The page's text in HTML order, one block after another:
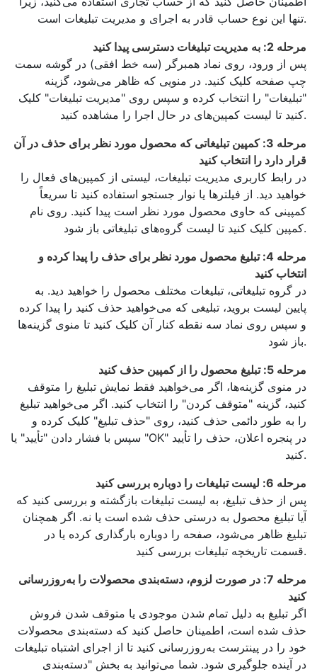
تنها این نوع حساب قادر به اجرای و مدیریت تبلیغات است.
مرحله 2: به مدیریت تبلیغات دسترسی پیدا کنید
پس از ورود، روی نماد همبرگر (سه خط افقی) در گوشه سمت
چپ صفحه کلیک کنید. در منویی که ظاهر می‌شود، گزینه
"تبلیغات" را انتخاب کرده و سپس روی "مدیریت تبلیغات" کلیک
کنید تا لیست کمپین‌های در حال اجرا را مشاهده کنید.
مرحله 3: کمپین تبلیغاتی که محصول مورد نظر برای حذف در آن
قرار دارد را انتخاب کنید
در رابط کاربری مدیریت تبلیغات، لیستی از کمپین‌های فعال را
خواهید دید. از فیلترها یا نوار جستجو استفاده کنید تا سریعاً
کمپینی که حاوی محصول مورد نظر است پیدا کنید. روی نام
کمپین کلیک کنید تا لیست گروه‌های تبلیغاتی باز شود.
مرحله 4: تبلیغ محصول مورد نظر برای حذف را پیدا کرده و
انتخاب کنید
در گروه تبلیغاتی، تبلیغات مختلف محصول را خواهید دید. به
پایین لیست بروید، تبلیغی که می‌خواهید حذف کنید را پیدا کرده
و سپس روی نماد سه نقطه کنار آن کلیک کنید تا منوی گزینه‌ها
باز شود.
مرحله 5: تبلیغ محصول را از کمپین حذف کنید
در منوی گزینه‌ها، اگر می‌خواهید فقط نمایش تبلیغ را متوقف
کنید، گزینه "متوقف کردن" را انتخاب کنید. اگر می‌خواهید تبلیغ
را به طور دائمی حذف کنید، روی "حذف تبلیغ" کلیک کرده و
سپس با فشار دادن "تأیید" یا "OK" در پنجره اعلان، حذف را تأیید
کنید.
مرحله 6: لیست تبلیغات را دوباره بررسی کنید
پس از حذف تبلیغ، به لیست تبلیغات بازگشته و بررسی کنید که
آیا تبلیغ محصول به درستی حذف شده است یا نه. اگر همچنان
تبلیغ ظاهر می‌شود، صفحه را دوباره بارگذاری کرده یا در
قسمت تاریخچه تبلیغات بررسی کنید.
مرحله 7: در صورت لزوم، دسته‌بندی محصولات را به‌روزرسانی
کنید
اگر تبلیغ به دلیل تمام شدن موجودی یا متوقف شدن فروش
حذف شده است، اطمینان حاصل کنید که دسته‌بندی محصولات
خود را در پینترست به‌روزرسانی کنید تا از اجرای اشتباه تبلیغات
در آینده جلوگیری شود. شما می‌توانید به بخش "دسته‌بندی